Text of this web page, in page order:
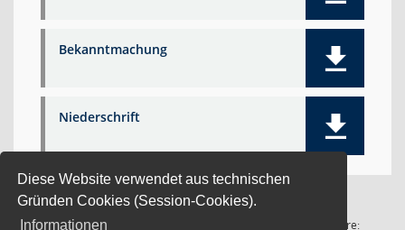
Diese Website verwendet aus technischen
Gründen Cookies (Session-Cookies).
Informationen
Bekanntmachung
Niederschrift
3 Sätze Software: